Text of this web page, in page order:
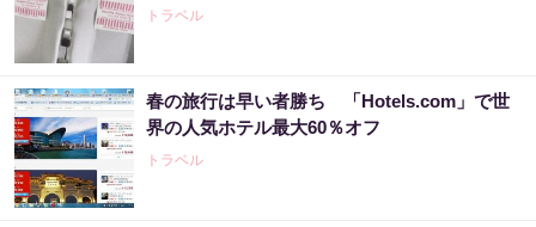
トラベル
春の旅行は早い者勝ち 「Hotels.com」で世
界の人気ホテル最大60％オフ
トラベル